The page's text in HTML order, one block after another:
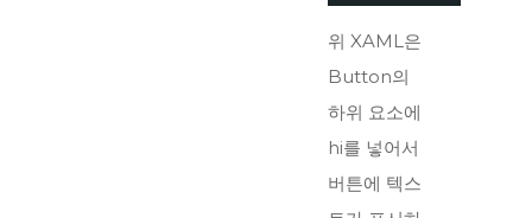
위 XAML은
Button의
하위 요소에
hi를 넣어서
버튼에 텍스